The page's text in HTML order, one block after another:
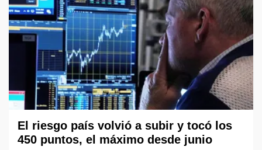
El riesgo país volvió a subir y tocó los
450 puntos, el máximo desde junio